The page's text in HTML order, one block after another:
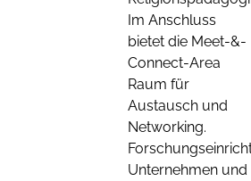
Im Anschluss
bietet die Meet-&-
Connect-Area
Raum für
Austausch und
Networking.
Unternehmen und